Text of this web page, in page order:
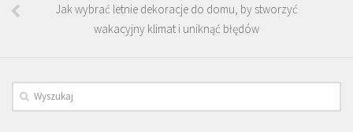
Jak wybrać letnie dekoracje do domu, by stworzyć
wakacyjny klimat i uniknąć błędów